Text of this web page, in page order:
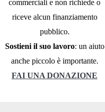
commerciali e non richiede o
riceve alcun finanziamento
pubblico.
Sostieni il suo lavoro: un aiuto
anche piccolo è importante.
FAI UNA DONAZIONE